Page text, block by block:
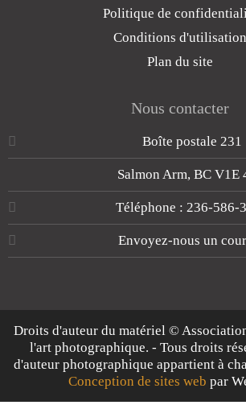
Politique de
Conditions d'utilisation
Plan du site
Nous contacter
Boîte postale 231
Salmon Arm, BC V1E
Téléphone : 236-586-
Envoyez-nous un
Droits d'auteur du matériel ©
l'art photographique. - Tous droits
d'auteur photographique appartient à
Conception de sites web par